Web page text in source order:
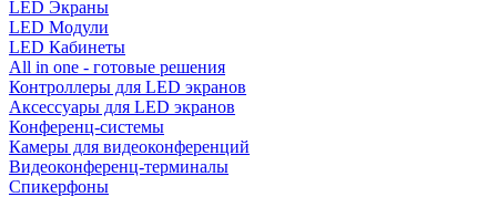
LED Экраны
LED Модули
LED Кабинеты
All in one - готовые решения
Контроллеры для LED экранов
Аксессуары для LED экранов
Конференц-системы
Камеры для видеоконференций
Видеоконференц-терминалы
Спикерфоны